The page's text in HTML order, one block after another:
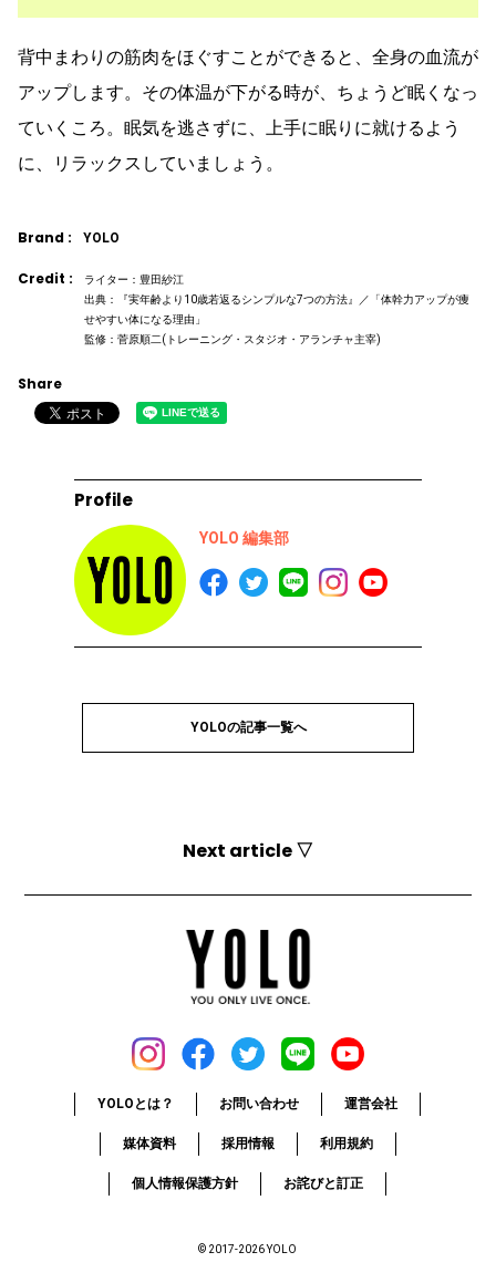
背中まわりの筋肉をほぐすことができると、全身の血流が
アップします。その体温が下がる時が、ちょうど眠くなっ
ていくころ。眠気を逃さずに、上手に眠りに就けるよう
に、リラックスしていましょう。
Brand : YOLO
Credit :
ライター：豊田紗江
出典：『実年齢より10歳若返るシンプルな7つの方法』／「体幹力アップが痩
せやすい体になる理由」
監修：菅原順二(トレーニング・スタジオ・アランチャ主宰)
Share
Profile
YOLO 編集部
YOLOの記事一覧へ
Next article ▽
YOLOとは？ お問い合わせ 運営会社
媒体資料 採用情報 利用規約
個人情報保護方針 お詫びと訂正
© 2017-2026 YOLO